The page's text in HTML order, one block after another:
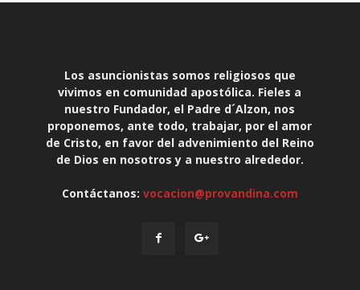
Los asuncionistas somos religiosos que
vivimos en comunidad apostólica. Fieles a
nuestro Fundador, el Padre d´Alzon, nos
proponemos, ante todo, trabajar, por el amor
de Cristo, en favor del advenimiento del Reino
de Dios en nosotros y a nuestro alrededor.
Contáctanos: vocacion@provandina.com